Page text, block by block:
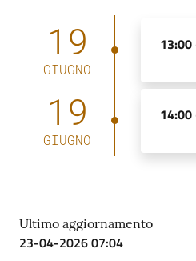
Servizi
Contatti
tter
19
GIUGNO
13:00
19
GIUGNO
14:00
Ultimo aggiornamento
23-04-2026 07:04